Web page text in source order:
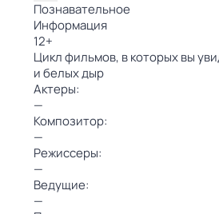
Познавательное
Информация
12+
Цикл фильмов, в которых вы
и белых дыр
Актеры:
—
Композитор:
—
Режиссеры:
—
Ведущие:
—